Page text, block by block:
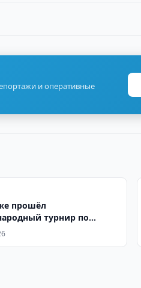
и оперативные
прошёл
турнир по
призы Президента